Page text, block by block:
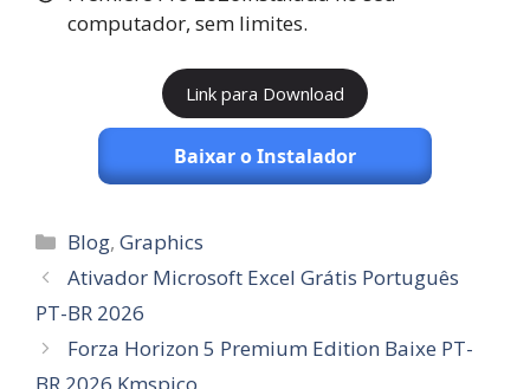
computador, sem limites.
Link para Download
Baixar o Instalador
Categorias
Blog,Graphics
Ativador Microsoft Excel Grátis Português
PT-BR 2026
Forza Horizon 5 Premium Edition Baixe PT-
BR 2026 Kmspico